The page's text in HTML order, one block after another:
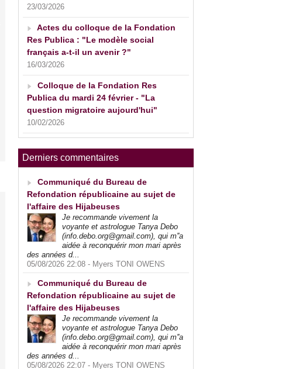
23/03/2026
Actes du colloque de la Fondation
Res Publica : "Le modèle social
français a-t-il un avenir ?"
16/03/2026
Colloque de la Fondation Res
Publica du mardi 24 février - "La
question migratoire aujourd'hui"
10/02/2026
Derniers commentaires
Communiqué du Bureau de
Refondation républicaine au sujet de
l'affaire des Hijabeuses
Je recommande vivement la
voyante et astrologue Tanya Debo
(info.debo.org@gmail.com), qui m''a
aidée à reconquérir mon mari après
des années d...
05/08/2026 22:08 - Myers TONI OWENS
Communiqué du Bureau de
Refondation républicaine au sujet de
l'affaire des Hijabeuses
Je recommande vivement la
voyante et astrologue Tanya Debo
(info.debo.org@gmail.com), qui m''a
aidée à reconquérir mon mari après
des années d...
05/08/2026 22:07 - Myers TONI OWENS